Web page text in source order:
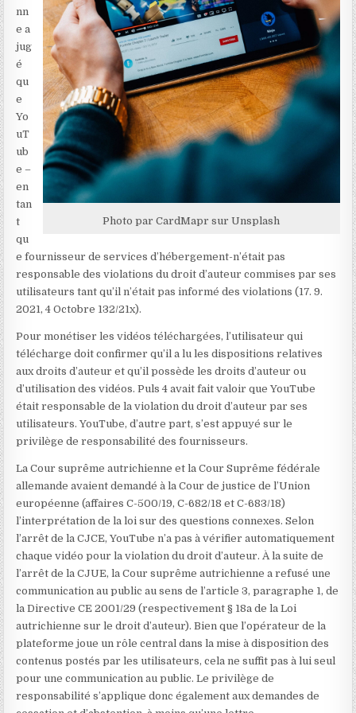
Photo par CardMapr sur Unsplash
nn
e a
jug
é
qu
e
Yo
uT
ub
e –
en
tan
t
qu
e fournisseur de services d’hébergement-n’était pas
responsable des violations du droit d’auteur commises par ses
utilisateurs tant qu’il n’était pas informé des violations (17. 9.
2021, 4 Octobre 132/21x).
Pour monétiser les vidéos téléchargées, l’utilisateur qui
télécharge doit confirmer qu’il a lu les dispositions relatives
aux droits d’auteur et qu’il possède les droits d’auteur ou
d’utilisation des vidéos. Puls 4 avait fait valoir que YouTube
était responsable de la violation du droit d’auteur par ses
utilisateurs. YouTube, d’autre part, s’est appuyé sur le
privilège de responsabilité des fournisseurs.
La Cour suprême autrichienne et la Cour Suprême fédérale
allemande avaient demandé à la Cour de justice de l’Union
européenne (affaires C-500/19, C-682/18 et C-683/18)
l’interprétation de la loi sur des questions connexes. Selon
l’arrêt de la CJCE, YouTube n’a pas à vérifier automatiquement
chaque vidéo pour la violation du droit d’auteur. À la suite de
l’arrêt de la CJUE, la Cour suprême autrichienne a refusé une
communication au public au sens de l’article 3, paragraphe 1, de
la Directive CE 2001/29 (respectivement § 18a de la Loi
autrichienne sur le droit d’auteur). Bien que l’opérateur de la
plateforme joue un rôle central dans la mise à disposition des
contenus postés par les utilisateurs, cela ne suffit pas à lui seul
pour une communication au public. Le privilège de
responsabilité s’applique donc également aux demandes de